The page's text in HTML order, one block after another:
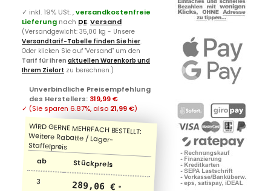
✓ inkl. 19% USt. ,versandkostenfreie
Lieferung nach DE.Versand
(Versandgewicht: 35,00 kg - Unsere
Versandtarif-Tabelle finden Sie hier.
Oder klicken Sie auf "Versand" um den
Tarif für Ihren aktuellen Warenkorb und
Ihrem Zielort zu berechnen.)
Unverbindliche Preisempfehlung
des Herstellers: 319,99 €
✓ (Sie sparen 6.87%, also 21,99 €)
ab Stückpreis
3 289,06 € *